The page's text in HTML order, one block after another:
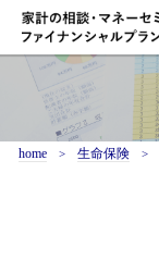
home 生命保険